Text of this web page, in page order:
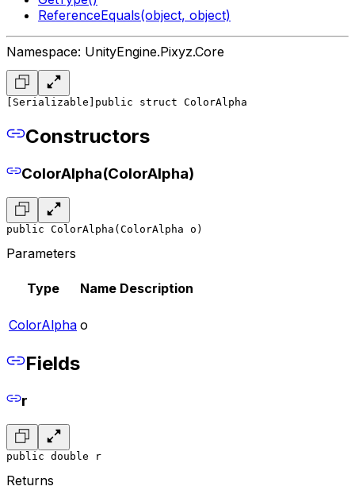
ReferenceEquals(object, object)
Namespace: UnityEngine.Pixyz.Core
[Serializable] public struct ColorAlpha
Constructors
ColorAlpha(ColorAlpha)
public ColorAlpha(ColorAlpha o)
Parameters
Type Name Description
ColorAlpha o
Fields
r
public double r
Returns